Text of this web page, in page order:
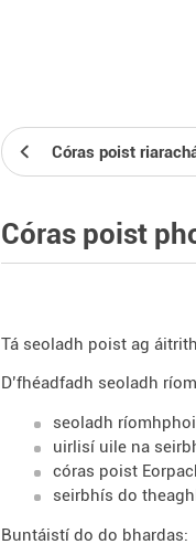
Córas poist
Córas poist
Tá seoladh poist ag
D’fhéadfadh seoladh
seoladh
uirlisí uile na
córas poist
seirbhís do
Buntáistí do do bhardas: